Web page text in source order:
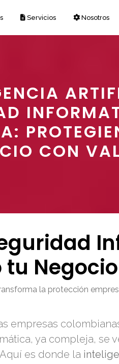
Servicios Nosotros
CON
la protección
empresas
ya compleja, se
es donde la